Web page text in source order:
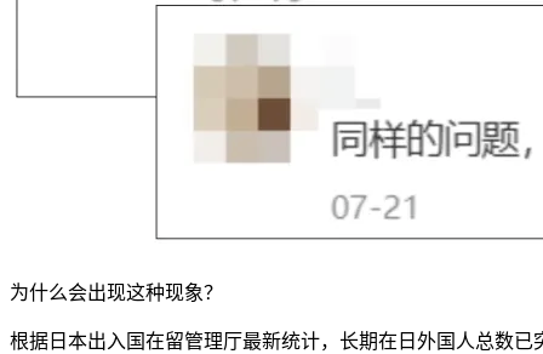
为什么会出现这种现象？
根据日本出入国在留管理厅最新统计，长期在日外国人总数已